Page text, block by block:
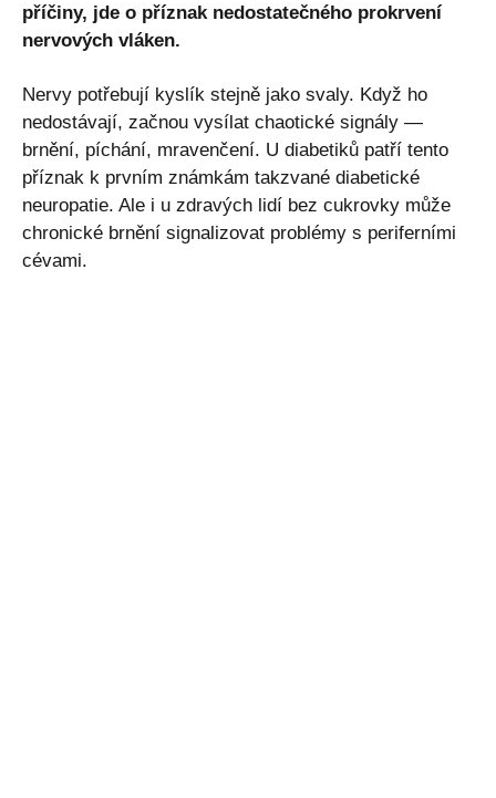
příčiny, jde o příznak nedostatečného prokrvení
nervových vláken.
Nervy potřebují kyslík stejně jako svaly. Když ho
nedostávají, začnou vysílat chaotické signály —
brnění, píchání, mravenčení. U diabetiků patří tento
příznak k prvním známkám takzvané diabetické
neuropatie. Ale i u zdravých lidí bez cukrovky může
chronické brnění signalizovat problémy s periferními
cévami.